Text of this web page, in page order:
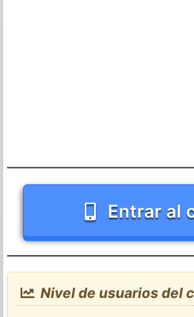
Entrar al
Nivel de usuarios del